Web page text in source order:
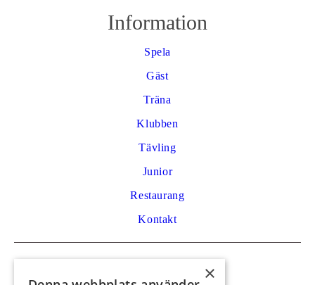
Information
Spela
Gäst
Träna
Klubben
Tävling
Junior
Restaurang
Kontakt
×